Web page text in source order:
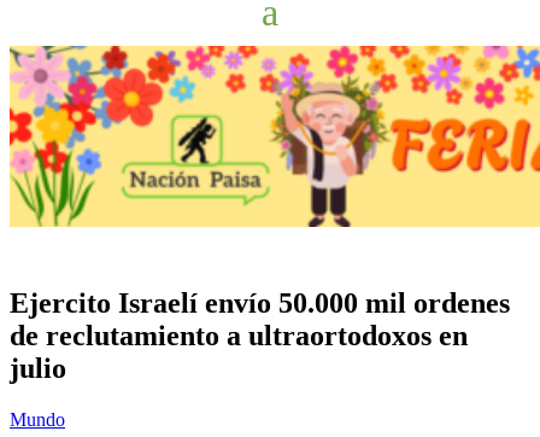
Ejercito Israelí envío 50.000 mil ordenes
de reclutamiento a ultraortodoxos en
julio
Mundo